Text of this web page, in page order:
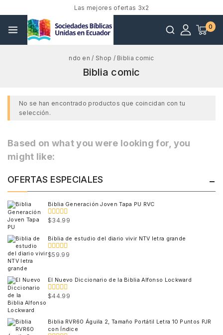
Las mejores ofertas 3x2
0
ndo en / Shop / Biblia comic
Biblia comic
No se han encontrado productos que coincidan con tu
selección.
Based on what you were looking for, you
might like:
OFERTAS ESPECIALES
Biblia Generación Joven Tapa PU RVC
0
5
$34.99
Biblia de estudio del diario vivir NTV letra grande
0
$59.99
El Nuevo Diccionario de la Biblia Alfonso Lockward
0
$44.99
Biblia RVR60 Águila 2, Tamaño Portátil Letra 10 Puntos PJR
con Índice